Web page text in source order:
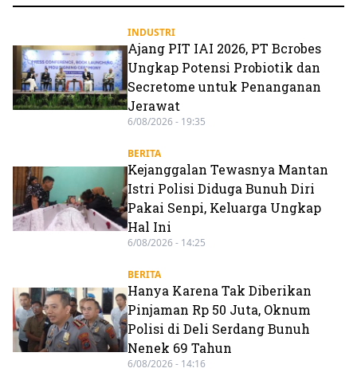
INDUSTRI
Ajang PIT IAI 2026, PT Bcrobes
Ungkap Potensi Probiotik dan
Secretome untuk Penanganan
Jerawat
6/08/2026 - 19:35
BERITA
Kejanggalan Tewasnya Mantan
Istri Polisi Diduga Bunuh Diri
Pakai Senpi, Keluarga Ungkap
Hal Ini
6/08/2026 - 14:25
BERITA
Hanya Karena Tak Diberikan
Pinjaman Rp 50 Juta, Oknum
Polisi di Deli Serdang Bunuh
Nenek 69 Tahun
6/08/2026 - 14:16